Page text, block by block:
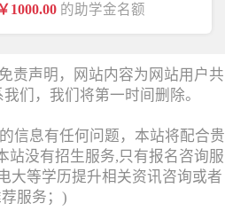
￥1000.00 的助学金名额
责声明，网站内容为网站用户共
们，我们将第一时间删除。
信息有任何问题，本站将配合贵
站没有招生服务,只有报名咨询服
大等学历提升相关资讯咨询或者
服务；)